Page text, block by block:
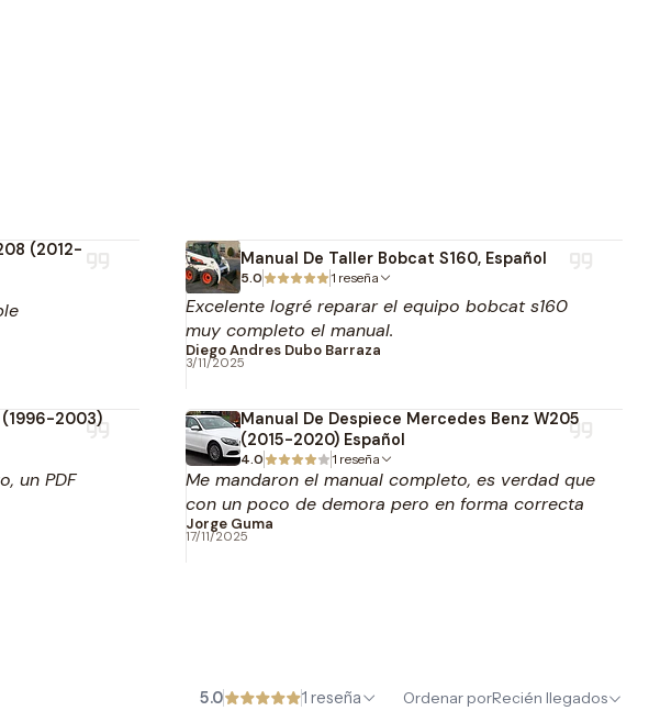
(2012-
Manual De Taller Bobcat S160, Español
5.0 1 reseña
Excelente logré reparar el equipo bobcat s160
muy completo el manual.
Diego Andres Dubo Barraza
3/11/2025
2003)
un PDF
Manual De Despiece Mercedes Benz W205
(2015-2020) Español
4.0 1 reseña
Me mandaron el manual completo, es verdad que
con un poco de demora pero en forma correcta
Jorge Guma
17/11/2025
5.0 1 reseña Ordenar porRecién llegados